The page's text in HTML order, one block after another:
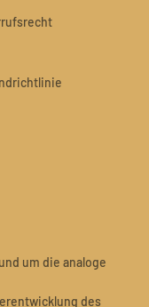
um die analoge
des